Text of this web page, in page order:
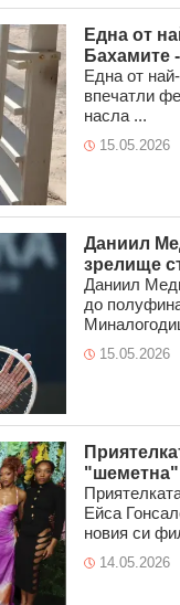
Една от
Бахамите
Една от
впечатли
насла ...
15.05.2026
Даниил
зрелище
Даниил
до
15.05.2026
Ейса
новия си
14.05.2026